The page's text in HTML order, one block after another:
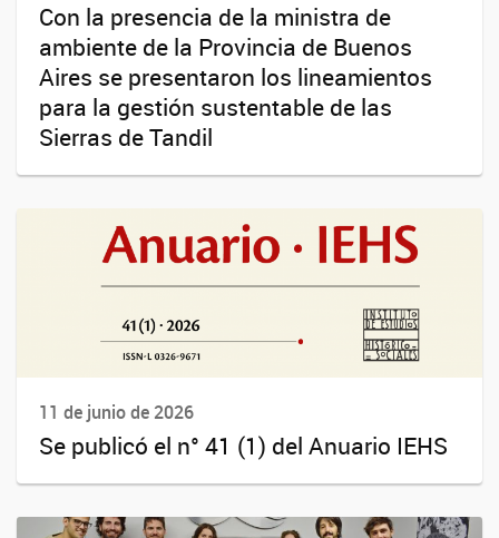
Con la presencia de la ministra de
ambiente de la Provincia de Buenos
Aires se presentaron los lineamientos
para la gestión sustentable de las
Sierras de Tandil
11 de junio de 2026
Se publicó el n° 41 (1) del Anuario IEHS